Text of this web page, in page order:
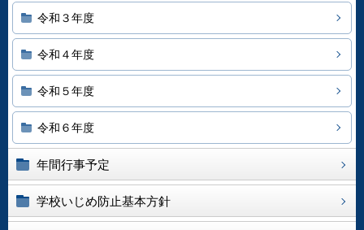
令和３年度
令和４年度
令和５年度
令和６年度
年間行事予定
学校いじめ防止基本方針